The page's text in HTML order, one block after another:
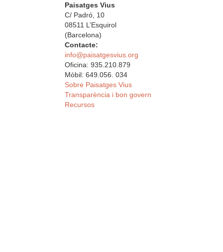
Paisatges Vius
C/ Padró, 10
08511 L’Esquirol
(Barcelona)
Contacte:
info@paisatgesvius.org
Oficina: 935.210.879
Mòbil: 649.056. 034
Sobre Paisatges Vius
Transparència i bon govern
Recursos